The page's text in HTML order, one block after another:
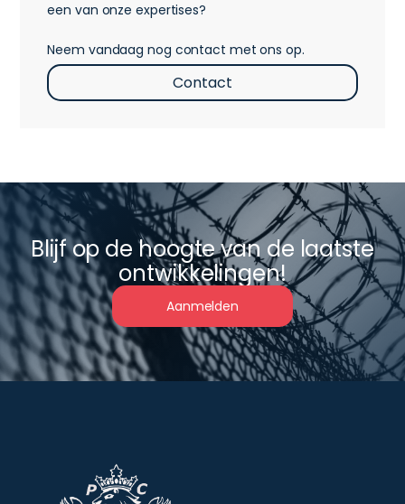
een van onze expertises?
Neem vandaag nog contact met ons op.
Contact
Blijf op de hoogte van de laatste
ontwikkelingen!
Aanmelden